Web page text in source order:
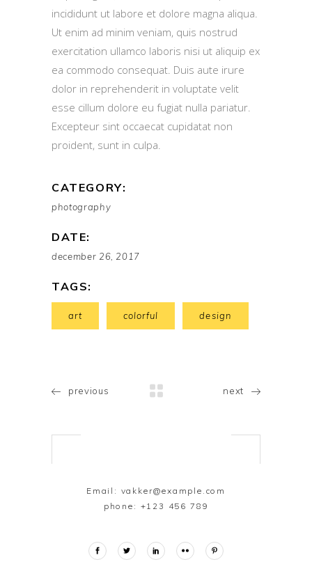
incididunt ut labore et dolore magna aliqua.
Ut enim ad minim veniam, quis nostrud
exercitation ullamco laboris nisi ut aliquip ex
ea commodo consequat. Duis aute irure
dolor in reprehenderit in voluptate velit
esse cillum dolore eu fugiat nulla pariatur.
Excepteur sint occaecat cupidatat non
proident, sunt in culpa.
CATEGORY:
photography
DATE:
december 26, 2017
TAGS:
art colorful design
previous next
Email: vakker@example.com
phone: +123 456 789